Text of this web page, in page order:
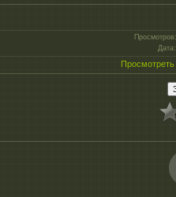
Просмотров
Дата